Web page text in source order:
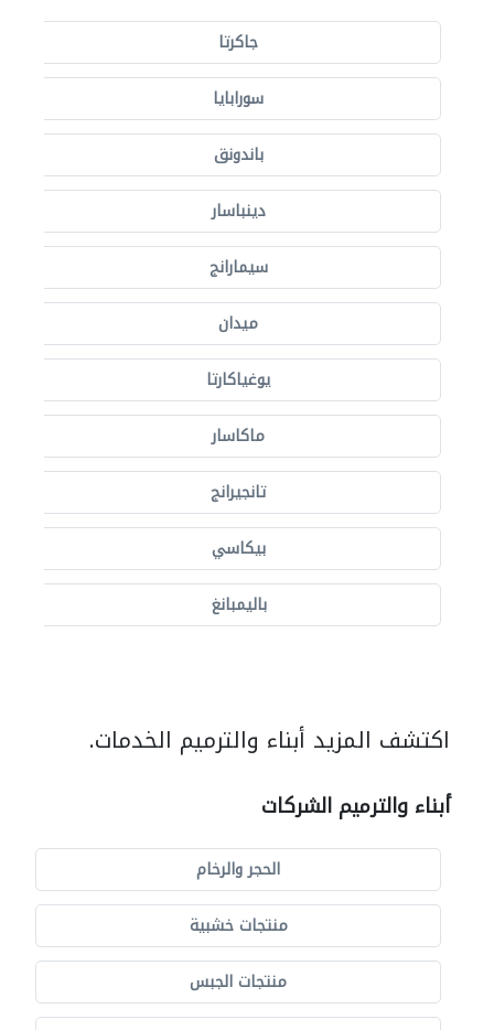
جاكرتا
سورابايا
باندونق
دينباسار
سيمارانج
ميدان
يوغياكارتا
ماكاسار
تانجيرانج
بيكاسي
باليمبانغ
اكتشف المزيد أبناء والترميم الخدمات.
أبناء والترميم الشركات
الحجر والرخام
منتجات خشبية
منتجات الجبس